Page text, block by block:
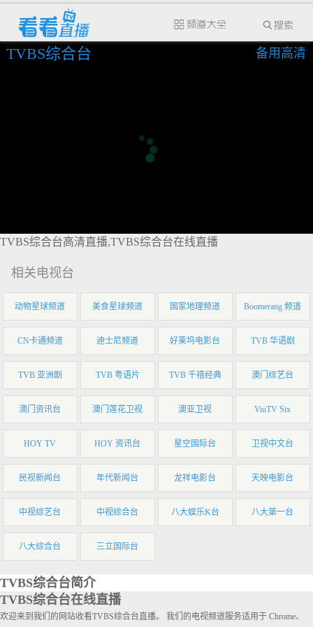
TVBS综合台 备用高清
TVBS综合台高清直播,TVBS综合台在线直播
相关电视台
动物星球频道 美食星球频道 国家地理频道 Boomerang 频道
CN卡通频道 迪士尼频道 好莱坞电影台 TVB 华语剧
TVB 亚洲剧 TVB 粤语片 TVB 千禧经典 澳门综艺台
澳门资讯台 澳门莲花卫视 澳亚卫视 ViuTV Six
HOY TV HOY 资讯台 星空国际台 卫视中文台
民视新闻台 年代新闻台 龙祥电影台 天映电影台
中视综艺台 中视综合台 八大娱乐K台 八大第一台
八大综合台 三立国际台
TVBS综合台简介
TVBS综合台在线直播
欢迎来到我们的网站收看TVBS综合台直播。 我们的电视频道服务适用于 Chrome、